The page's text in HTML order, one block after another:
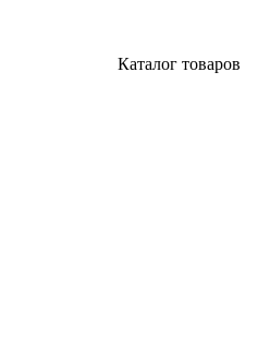
Каталог товаров